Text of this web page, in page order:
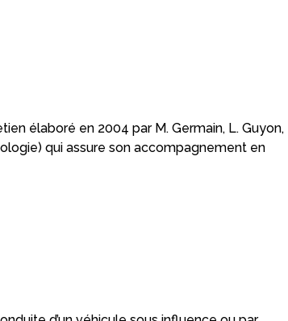
élaboré en 2004 par M. Germain, L. Guyon,
qui assure son accompagnement en